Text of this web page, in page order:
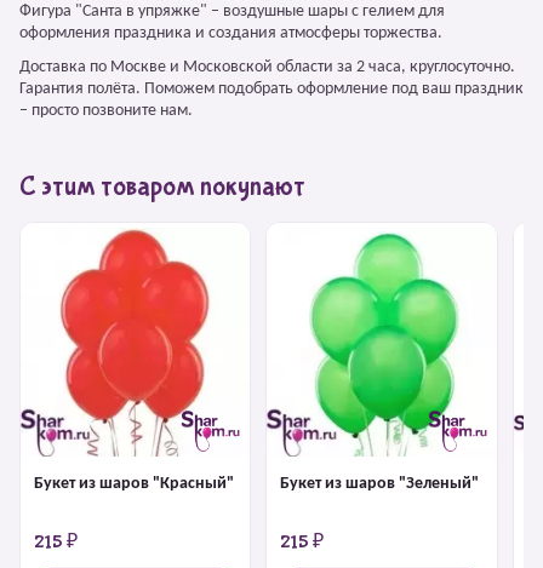
Фигура "Санта в упряжке" – воздушные шары с гелием для
оформления праздника и создания атмосферы торжества.
Доставка по Москве и Московской области за 2 часа, круглосуточно.
Гарантия полёта. Поможем подобрать оформление под ваш праздник
– просто позвоните нам.
С этим товаром покупают
Букет из шаров "Красный"
215 ₽
Букет из шаров "Зеленый"
215 ₽